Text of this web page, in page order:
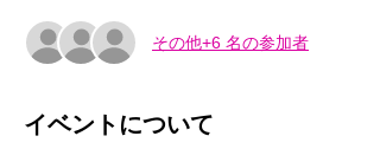
その他+6 名の参加者
イベントについて